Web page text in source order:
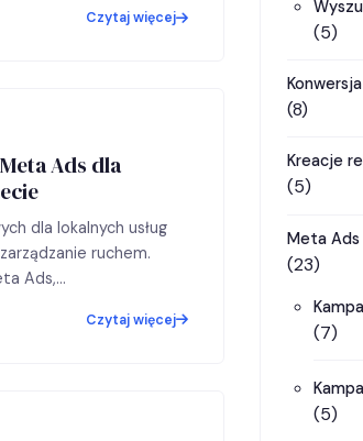
Czytaj więcej
Ads dla
dla lokalnych usług
ruchem.
Ads,…
Czytaj więcej
(5)
Konwersja
(8)
Kreacje
(5)
Meta Ads
(23)
(7)
(5)